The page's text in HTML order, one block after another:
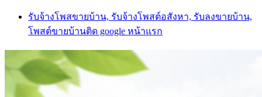
Skip
content
รับจ้างโพสขายบ้าน, รับจ้างโพสต์อสังหา, รับลงขายบ้าน,
โพสต์ขายบ้านติด google หน้าแรก